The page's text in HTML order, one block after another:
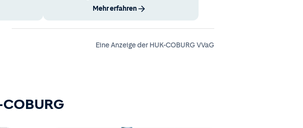
Mehr erfahren
Eine Anzeige der HUK-COBURG VVaG